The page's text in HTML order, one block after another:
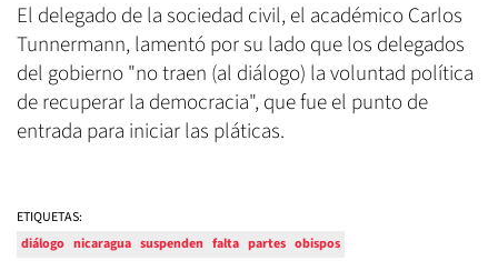
El delegado de la sociedad civil, el académico Carlos
Tunnermann, lamentó por su lado que los delegados
del gobierno "no traen (al diálogo) la voluntad política
de recuperar la democracia", que fue el punto de
entrada para iniciar las pláticas.
ETIQUETAS:
diálogo nicaragua suspenden falta partes obispos